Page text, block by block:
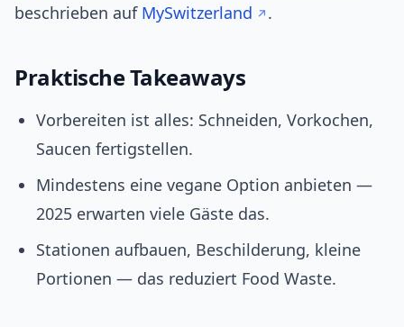
beschrieben auf MySwitzerland .
Praktische Takeaways
Vorbereiten ist alles: Schneiden, Vorkochen,
Saucen fertigstellen.
Mindestens eine vegane Option anbieten —
2025 erwarten viele Gäste das.
Stationen aufbauen, Beschilderung, kleine
Portionen — das reduziert Food Waste.